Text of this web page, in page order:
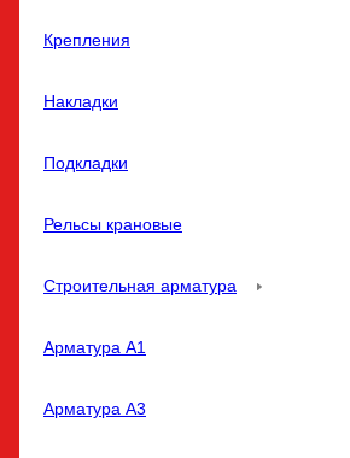
Крепления
Накладки
Подкладки
Рельсы крановые
Строительная арматура
Арматура A1
Арматура A3